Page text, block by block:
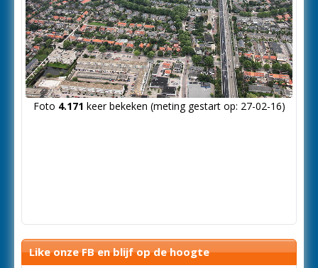
Foto 4.171 keer bekeken (meting gestart op: 27-02-16)
Like onze FB en blijf op de hoogte